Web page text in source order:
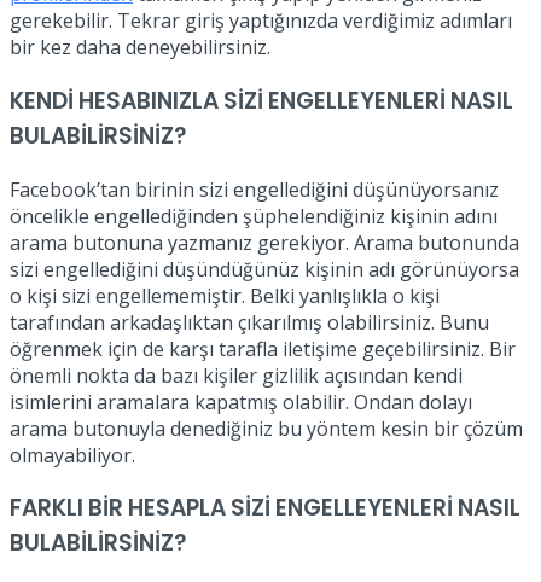
gerekebilir. Tekrar giriş yaptığınızda verdiğimiz adımları
bir kez daha deneyebilirsiniz.
KENDİ HESABINIZLA SİZİ ENGELLEYENLERİ NASIL
BULABİLİRSİNİZ?
Facebook’tan birinin sizi engellediğini düşünüyorsanız
öncelikle engellediğinden şüphelendiğiniz kişinin adını
arama butonuna yazmanız gerekiyor. Arama butonunda
sizi engellediğini düşündüğünüz kişinin adı görünüyorsa
o kişi sizi engellememiştir. Belki yanlışlıkla o kişi
tarafından arkadaşlıktan çıkarılmış olabilirsiniz. Bunu
öğrenmek için de karşı tarafla iletişime geçebilirsiniz. Bir
önemli nokta da bazı kişiler gizlilik açısından kendi
isimlerini aramalara kapatmış olabilir. Ondan dolayı
arama butonuyla denediğiniz bu yöntem kesin bir çözüm
olmayabiliyor.
FARKLI BİR HESAPLA SİZİ ENGELLEYENLERİ NASIL
BULABİLİRSİNİZ?